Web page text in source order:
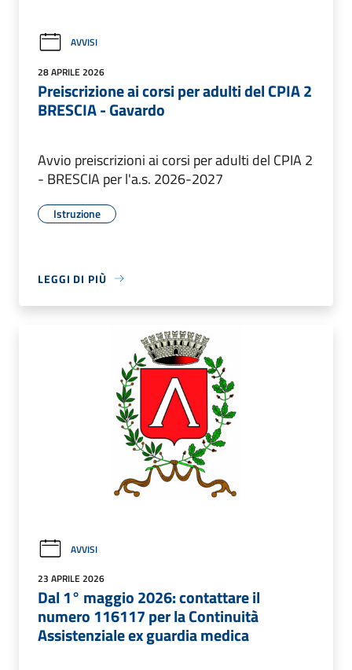
AVVISI
28 APRILE 2026
Preiscrizione ai corsi per adulti del CPIA 2
BRESCIA - Gavardo
Avvio preiscrizioni ai corsi per adulti del CPIA 2
- BRESCIA per l'a.s. 2026-2027
Istruzione
LEGGI DI PIÙ
AVVISI
23 APRILE 2026
Dal 1° maggio 2026: contattare il
numero 116117 per la Continuità
Assistenziale ex guardia medica